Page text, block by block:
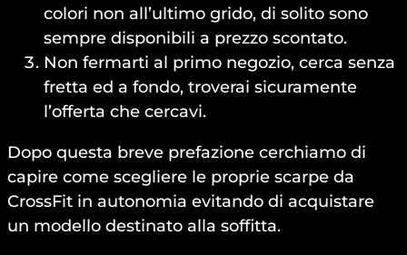
colori non all’ultimo grido, di solito sono
sempre disponibili a prezzo scontato.
Non fermarti al primo negozio, cerca senza
fretta ed a fondo, troverai sicuramente
l’offerta che cercavi.
Dopo questa breve prefazione cerchiamo di
capire come scegliere le proprie scarpe da
CrossFit in autonomia evitando di acquistare
un modello destinato alla soffitta.